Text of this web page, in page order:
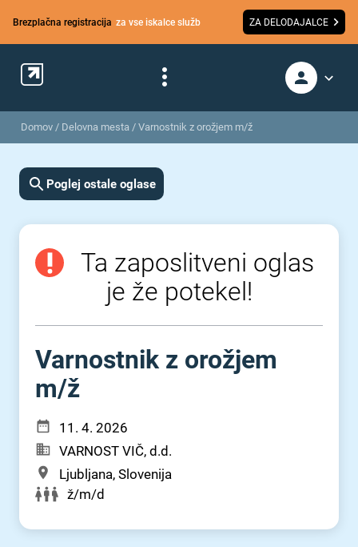
Brezplačna registracija za vse iskalce služb ZA DELODAJALCE
Domov / Delovna mesta / Varnostnik z orožjem m/ž
Poglej ostale oglase
Ta zaposlitveni oglas
je že potekel!
Varnostnik z orožjem
m⁠/⁠ž
11. 4. 2026
VARNOST VIČ, d.d.
Ljubljana, Slovenija
ž/m/d